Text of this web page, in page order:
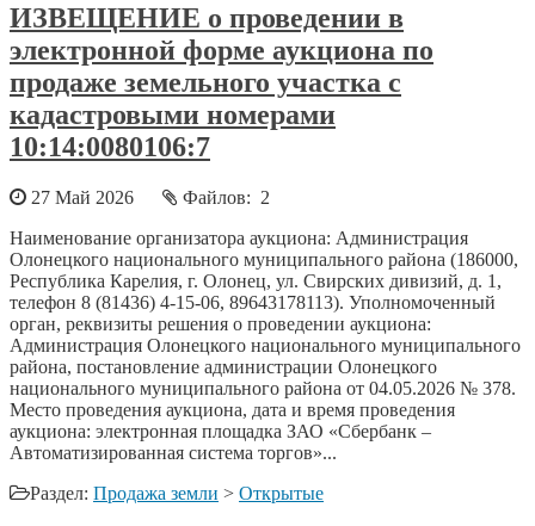
ИЗВЕЩЕНИЕ о проведении в
электронной форме аукциона по
продаже земельного участка с
кадастровыми номерами
10:14:0080106:7
27 Май 2026
Файлов: 2
Наименование организатора аукциона: Администрация
Олонецкого национального муниципального района (186000,
Республика Карелия, г. Олонец, ул. Свирских дивизий, д. 1,
телефон 8 (81436) 4-15-06, 89643178113). Уполномоченный
орган, реквизиты решения о проведении аукциона:
Администрация Олонецкого национального муниципального
района, постановление администрации Олонецкого
национального муниципального района от 04.05.2026 № 378.
Место проведения аукциона, дата и время проведения
аукциона: электронная площадка ЗАО «Сбербанк –
Автоматизированная система торгов»...
Раздел: Продажа земли > Открытые